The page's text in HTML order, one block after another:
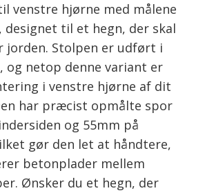
venstre hjørne med målene
designet til et hegn, der skal
jorden. Stolpen er udført i
og netop denne variant er
i venstre hjørne af dit
har præcist opmålte spor
og 55mm på
gør den let at håndtere,
betonplader mellem
Ønsker du et hegn, der